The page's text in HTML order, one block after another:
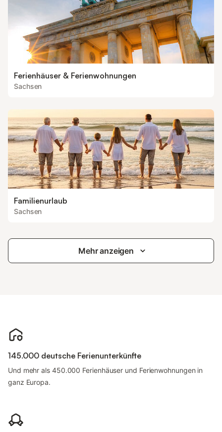
Ferienhäuser & Ferienwohnungen
Sachsen
Familienurlaub
Sachsen
Mehr anzeigen
145.000 deutsche Ferienunterkünfte
Und mehr als 450.000 Ferienhäuser und Ferienwohnungen in
ganz Europa.